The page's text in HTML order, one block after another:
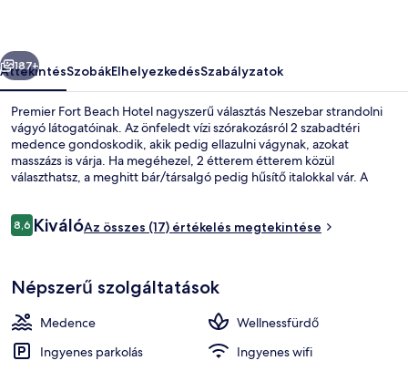
Következő
187+
ÁttekintésSzobákElhelyezkedésSzabályzatok
Premier Fort Beach Hotel nagyszerű választás Neszebar strandolni
vágyó látogatóinak. Az önfeledt vízi szórakozásról 2 szabadtéri
medence gondoskodik, akik pedig ellazulni vágynak, azokat
masszázs is várja. Ha megéhezel, 2 étterem étterem közül
választhatsz, a meghitt bár/társalgó pedig hűsítő italokkal vár. A
is tartozik.
Értékelések
8,68,6 ennyiből: 10
KiválóAz összes (17) értékelés megtekintése
Népszerű szolgáltatások
Medence
Wellnessfürdő
Ingyenes parkolás
Ingyenes wifi